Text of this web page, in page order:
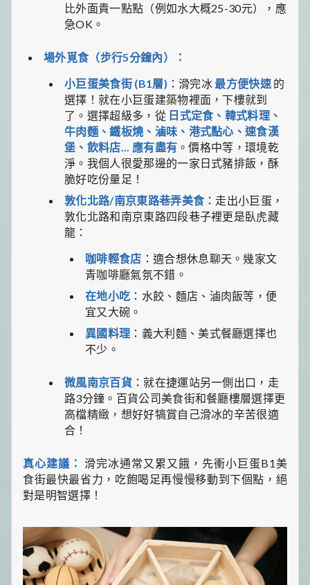
比外面貴一點點（例如水大概25-30元），應
急OK。
場外覓食（步行5分鐘內）：
小巨蛋美食街 (B1層) ：滑完冰 最方便快速 的
選擇！就在小巨蛋建築物裡面，下樓就到
了。選擇超級多，從 日式定食、韓式料理、
牛肉麵、鐵板燒、滷味、港式點心、速食漢
堡、飲料店... 應有盡有 。價格中等，環境乾
淨。我個人很愛那邊的一家日式豬排飯，酥
脆好吃份量足！
敦化北路/南京東路巷弄美食：走出小巨蛋，
敦化北路和南京東路四段巷子裡更是臥虎藏
龍：
咖啡輕食店 ：適合想休息聊天。幾家文
青咖啡廳氣氛不錯。
在地小吃 ：水餃、麵店、滷肉飯等，便
宜又大碗。
異國料理 ：義大利麵、美式餐廳選擇也
不少。
微風南京百貨：就在捷運站另一側出口，走
路3分鐘。百貨公司美食街和餐廳樓層選擇更
高檔精緻，想好好犒賞自己滑冰的辛苦很適
合！
真心建議： 滑完冰通常又累又餓，先衝小巨蛋B1美
食街最快最省力，吃飽喝足再慢慢移動到下個點，絕
對是明智選擇！